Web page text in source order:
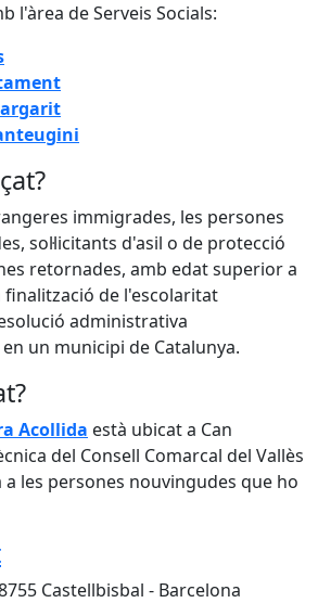
l'àrea de Serveis Socials:
immigrades, les persones
sol·licitants d'asil o de protecció
retornades, amb edat superior a
de l'escolaritat
administrativa
un municipi de Catalunya.
Acollida està ubicat a Can
del Consell Comarcal del Vallès
les persones nouvingudes que ho
Castellbisbal - Barcelona